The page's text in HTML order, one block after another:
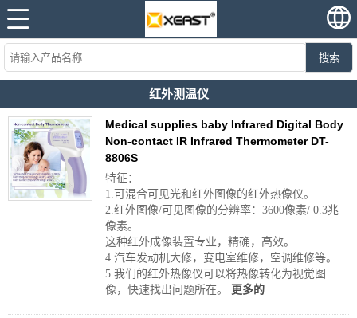
搜索
红外测温仪
Medical supplies baby Infrared Digital Body
Non-contact IR Infrared Thermometer DT-
8806S
特征：
1.可混合可见光和红外图像的红外热像仪。
2.红外图像/可见图像的分辨率：3600像素/ 0.3兆
像素。
这种红外成像装置专业，精确，高效。
4.汽车发动机大修，变电室维修，空调维修等。
5.我们的红外热像仪可以将热像转化为视觉图
像，快速找出问题所在。
更多的